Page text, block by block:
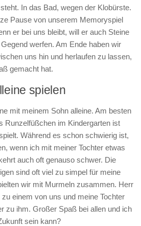
In das Bad, wegen der Klobürste.
Pause von unserem Memoryspiel
er bei uns bleibt, will er auch Steine
werfen. Am Ende haben wir
uns hin und herlaufen zu lassen,
gemacht hat.
spielen
mit meinem Sohn alleine. Am besten
Runzelfüßchen im Kindergarten ist
Während es schon schwierig ist,
wenn ich mit meiner Tochter etwas
auch oft genauso schwer. Die
sind oft viel zu simpel für meine
wir mit Murmeln zusammen. Herr
einem von uns und meine Tochter
zu ihm. Großer Spaß bei allen und ich
sein kann?